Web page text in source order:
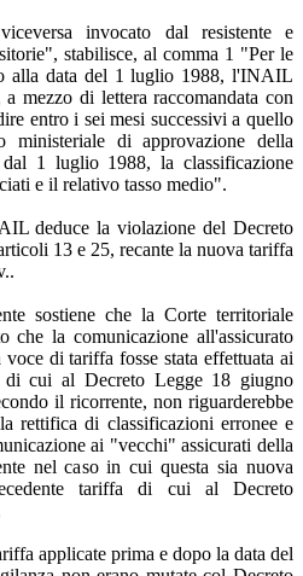
invocato dal resistente e
stabilisce, al comma 1 "Per le
alla data del 1 luglio 1988, l'INAIL
mezzo di lettera raccomandata con
entro i sei mesi successivi a quello
ministeriale di approvazione della
1 luglio 1988, la classificazione
e il relativo tasso medio".
deduce la violazione del Decreto
13 e 25, recante la nuova tariffa
sostiene che la Corte territoriale
che la comunicazione all'assicurato
di tariffa fosse stata effettuata ai
di cui al Decreto Legge 18 giugno
il ricorrente, non riguarderebbe
rettifica di classificazioni erronee e
ai "vecchi" assicurati della
nel caso in cui questa sia nuova
tariffa di cui al Decreto
applicate prima e dopo la data del